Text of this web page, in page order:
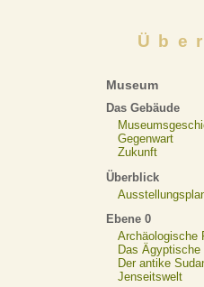
Museum
Das Gebäude
Gegenwart
Zukunft
Überblick
Ebene 0
Archäologische
Das Ägyptische
Der antike
Jenseitswelt